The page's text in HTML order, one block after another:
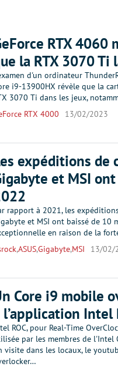
RTX
la RTX 3070 Ti
d'un ordinateur
i9-13900HX révèle que la
3070 Ti dans les jeux,
RTX 4000
13/02/2023
expéditions de
et MSI
rapport à 2021, les
et MSI ont baissé de 10
en raison de la
,ASUS,Gigabyte,MSI 13/02/
Core i9 mobile
l’application Intel
ROC, pour Real-Time
par les membres de l'Intel
visite dans les locaux, le